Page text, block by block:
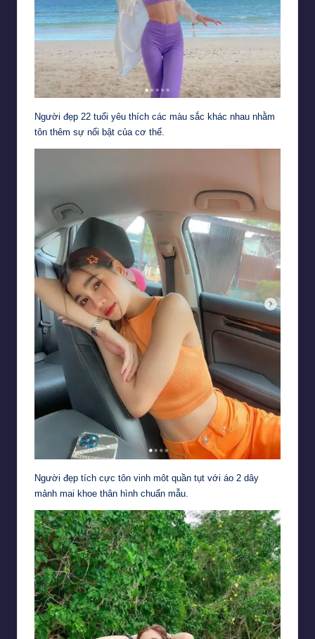
Người đẹp 22 tuổi yêu thích các màu sắc khác nhau nhằm
tôn thêm sự nổi bật của cơ thể.
Người đẹp tích cực tôn vinh môt quần tụt với áo 2 dây
mảnh mai khoe thân hình chuẩn mẫu.